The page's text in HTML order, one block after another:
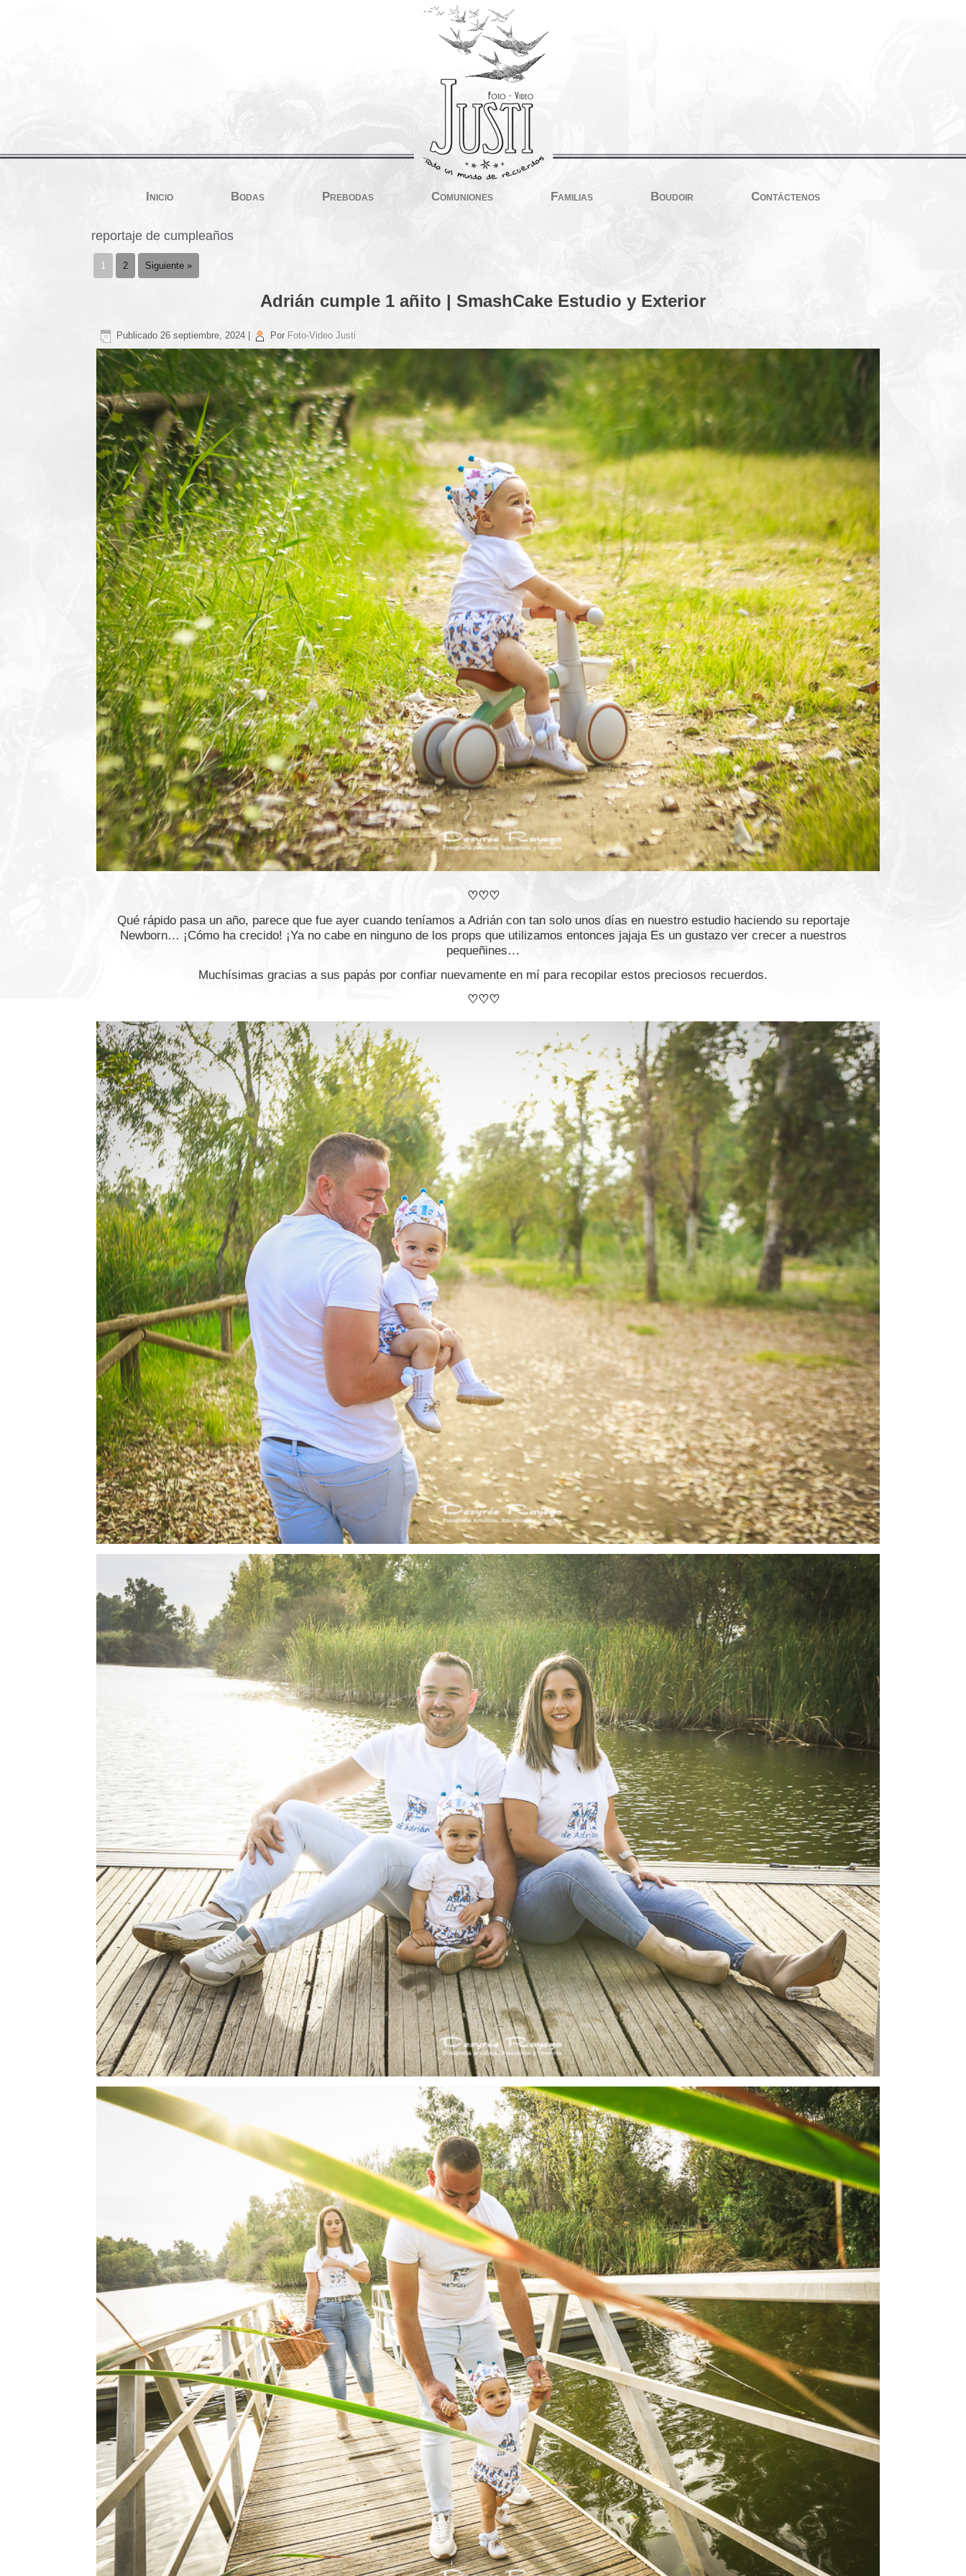
Inicio Bodas Prebodas Comuniones Familias Boudoir Contáctenos
reportaje de cumpleaños
1 2 Siguiente »
Adrián cumple 1 añito | SmashCake Estudio y Exterior
Publicado 26 septiembre, 2024 Por Foto-Video Justi
♡♡♡
Qué rápido pasa un año, parece que fue ayer cuando teníamos a Adrián con tan solo unos días en nuestro estudio haciendo su reportaje
Newborn… ¡Cómo ha crecido! ¡Ya no cabe en ninguno de los props que utilizamos entonces jajaja Es un gustazo ver crecer a nuestros
pequeñines…
Muchísimas gracias a sus papás por confiar nuevamente en mí para recopilar estos preciosos recuerdos.
♡♡♡